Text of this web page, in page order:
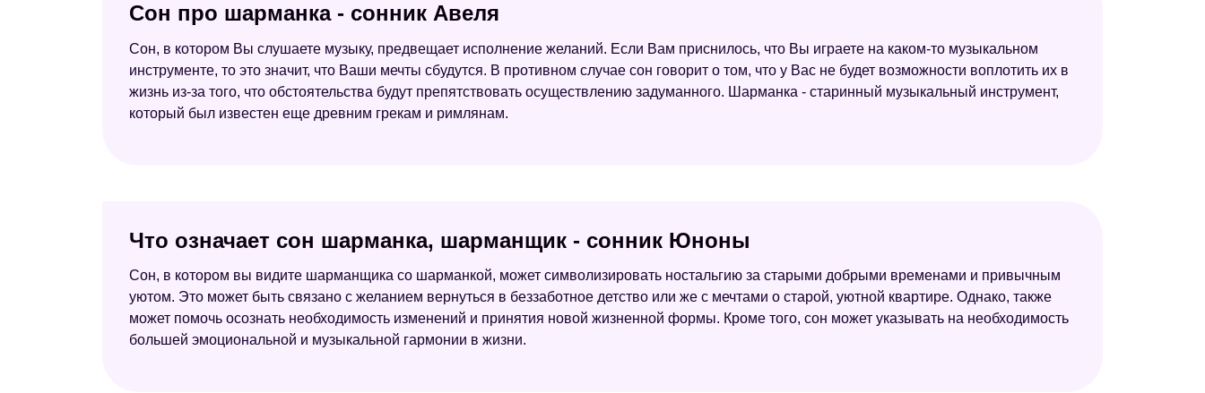
Сон про шарманка - сонник Авеля
Сон, в котором Вы слушаете музыку, предвещает исполнение желаний. Если Вам приснилось, что Вы играете на каком-то музыкальном
инструменте, то это значит, что Ваши мечты сбудутся. В противном случае сон говорит о том, что у Вас не будет возможности воплотить их в
жизнь из-за того, что обстоятельства будут препятствовать осуществлению задуманного. Шарманка - старинный музыкальный инструмент,
который был известен еще древним грекам и римлянам.
Что означает сон шарманка, шарманщик - сонник Юноны
Сон, в котором вы видите шарманщика со шарманкой, может символизировать ностальгию за старыми добрыми временами и привычным
уютом. Это может быть связано с желанием вернуться в беззаботное детство или же с мечтами о старой, уютной квартире. Однако, также
может помочь осознать необходимость изменений и принятия новой жизненной формы. Кроме того, сон может указывать на необходимость
большей эмоциональной и музыкальной гармонии в жизни.